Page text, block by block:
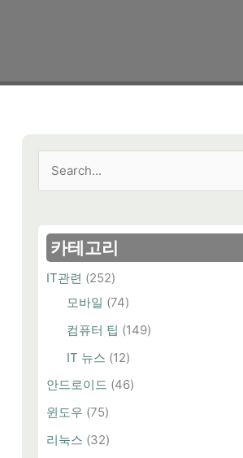
상
카테고리
IT관련 (252)
모바일 (74)
컴퓨터 팁 (149)
IT 뉴스 (12)
안드로이드 (46)
윈도우 (75)
리눅스 (32)